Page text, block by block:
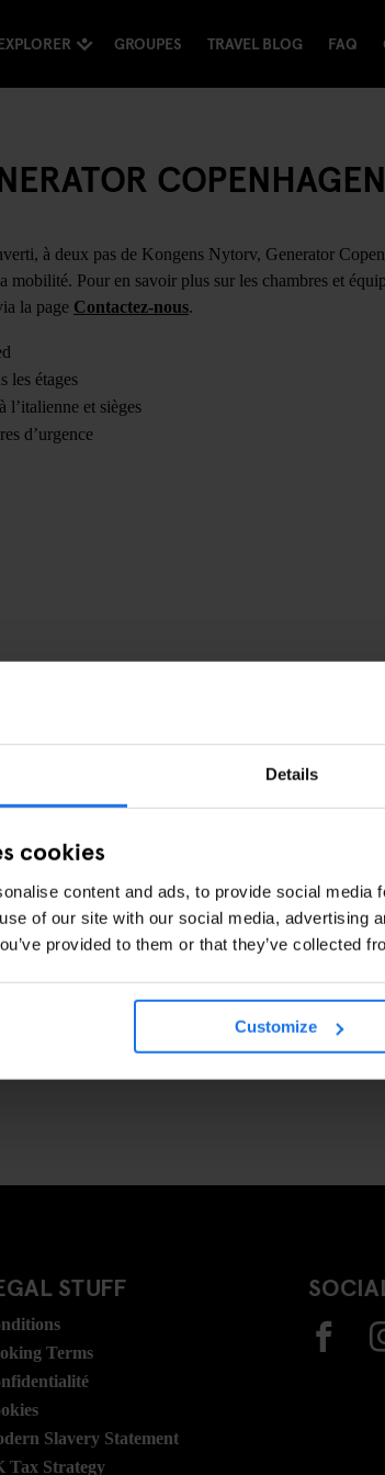
Details
cookies
content and ads, to provide social media
of our site with our social media, advertising
provided to them or that they’ve collected
Customize
GROUPES TRAVEL BLOG FAQ
COPENHAGEN
à deux pas de Kongens Nytorv, Generator
Pour en savoir plus sur les chambres et
la page Contactez-nous.
les étages
l’italienne et sièges
d’urgence
STUFF
Terms
Slavery Statement
Tax Strategy